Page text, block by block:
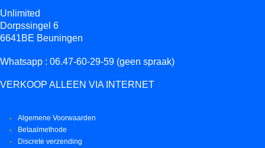
Unlimited
Dorpssingel 6
6641BE Beuningen
Whatsapp : 06.47-60-29-59 (geen spraak)
VERKOOP ALLEEN VIA INTERNET
Algemene Voorwaarden
Betaalmethode
Discrete verzending